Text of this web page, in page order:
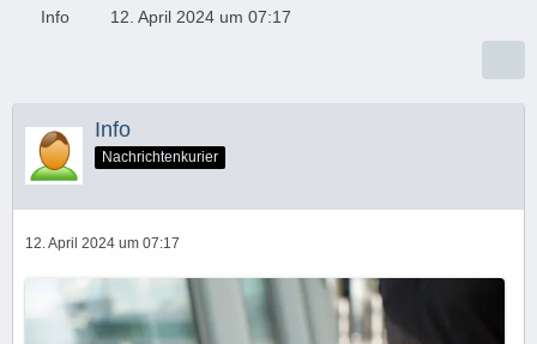
Info 12. April 2024 um 07:17
Info
Nachrichtenkurier
12. April 2024 um 07:17